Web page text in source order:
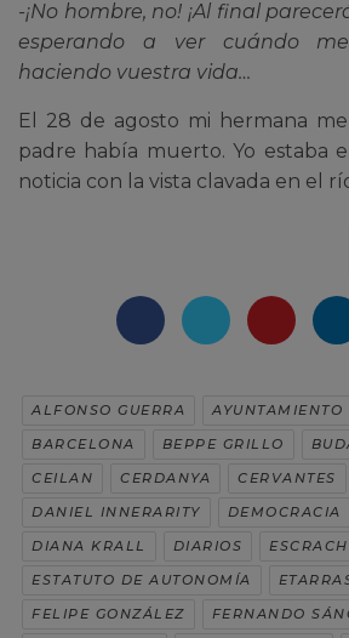
-¡No hombre, no! ¡Al final
esperando a ver cuándo
haciendo vuestra vida…
El 28 de agosto mi hermana
padre había muerto. Yo estaba
noticia con la vista clavada en el
ALFONSO GUERRA
BARCELONA
BEPPE GRILLO
CEILAN
CERDANYA
CERVANTES
DANIEL INNERARITY
DEMOCRACIA
DIANA KRALL
DIARIOS
ESTATUTO DE AUTONOMÍA
FELIPE GONZÁLEZ
FERNANDO